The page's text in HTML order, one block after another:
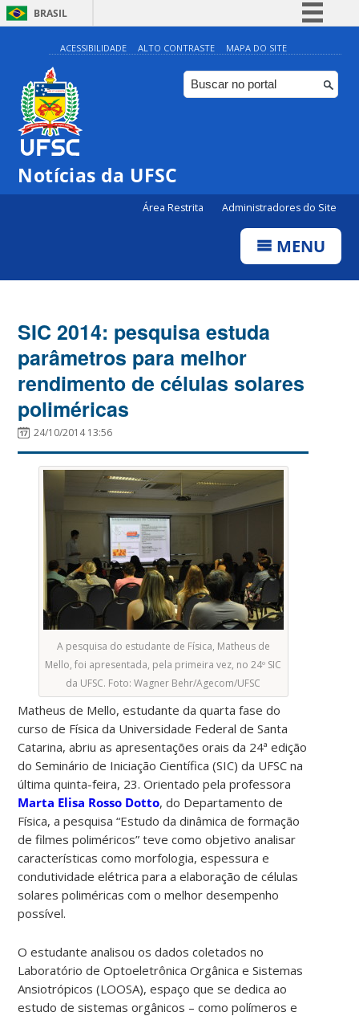
BRASIL
Simplifique!
Comunica BR
Participe
ACESSIBILIDADE ALTO CONTRASTE MAPA DO SITE
Notícias da UFSC
Área Restrita Administradores do Site
MENU
SIC 2014: pesquisa estuda
parâmetros para melhor
rendimento de células solares
poliméricas
24/10/2014 13:56
A pesquisa do estudante de Física, Matheus de
Mello, foi apresentada, pela primeira vez, no 24º SIC
da UFSC. Foto: Wagner Behr/Agecom/UFSC
Matheus de Mello, estudante da quarta fase do
curso de Física da Universidade Federal de Santa
Catarina, abriu as apresentações orais da 24ª edição
do Seminário de Iniciação Científica (SIC) da UFSC na
última quinta-feira, 23. Orientado pela professora
Marta Elisa Rosso Dotto, do Departamento de
Física, a pesquisa “Estudo da dinâmica de formação
de filmes poliméricos” teve como objetivo analisar
características como morfologia, espessura e
condutividade elétrica para a elaboração de células
solares poliméricas com o melhor desempenho
possível.
O estudante analisou os dados coletados no
Laboratório de Optoeletrônica Orgânica e Sistemas
Ansiotrópicos (LOOSA), espaço que se dedica ao
estudo de sistemas orgânicos – como polímeros e